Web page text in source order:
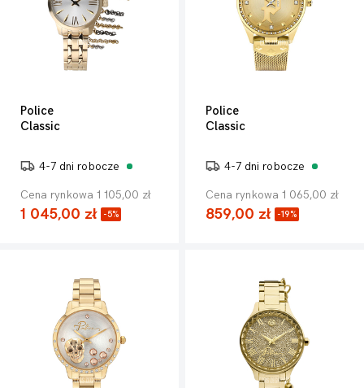
Police
Classic
4-7 dni robocze
Cena rynkowa 1 105,00 zł
1 045,00 zł -5%
Police
Classic
4-7 dni robocze
Cena rynkowa 1 065,00 zł
859,00 zł -19%